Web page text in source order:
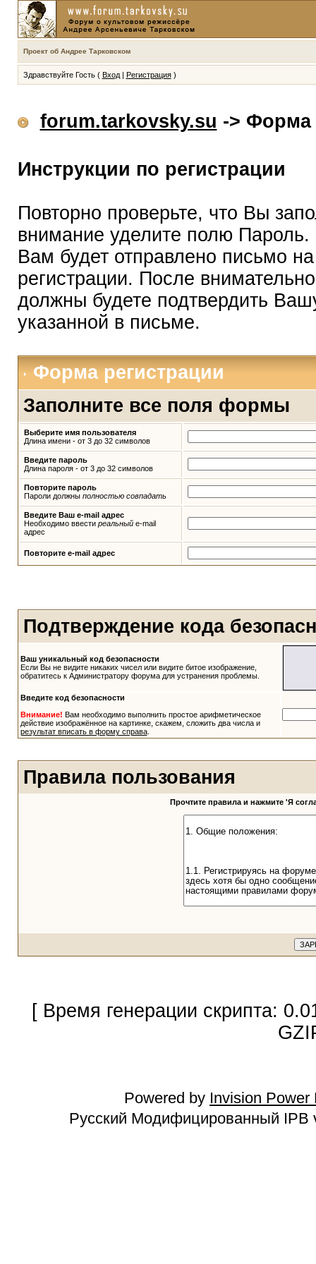
Проект об Андрее Тарковском
Здравствуйте Гость ( Вход| Регистрация)
forum.tarkovsky.su -> Форма
Инструкции по регистрации
Повторно проверьте, что Вы
внимание уделите полю Пароль.
Вам будет отправлено письмо
регистрации. После
должны будете подтвердить
указанной в письме.
Форма регистрации
Заполните все поля формы
Выберите имя пользователя
Длина имени - от 3 до 32 символов
Введите пароль
Длина пароля - от 3 до 32 символов
Повторите пароль
Пароли должны полностью совпадать
Введите Ваш e-mail адрес
Необходимо ввести реальныйe-mail
адрес
Повторите e-mail адрес
Подтверждение кода
Ваш уникальный код безопасности
Если Вы не видите никаких чисел или видите битое изображение,
обратитесь к Администратору форума для устранения проблемы.
Введите код безопасности
Внимание! Вам необходимо выполнить простое арифметическое
действие изображённое на картинке, скажем, сложить два числа и
результат вписать в форму справа.
Правила пользования
Прочтите правила и нажмите 'Я
[ Время генерации скрипта:
Powered by Invision Power
Русский Модифицированный IPB